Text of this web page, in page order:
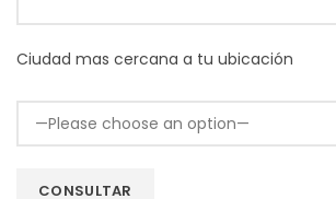
Ciudad mas cercana a tu ubicación